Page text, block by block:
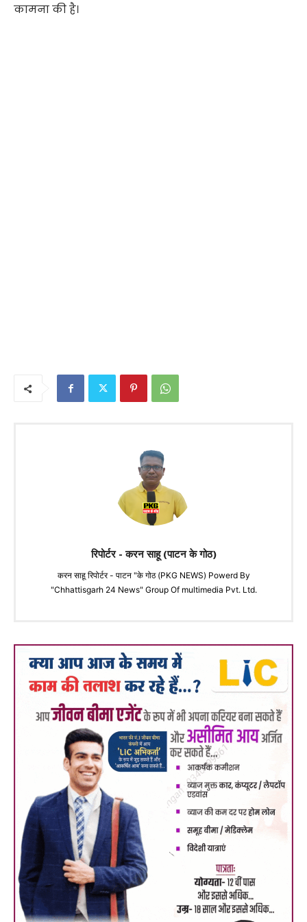
कामना की है।
रिपोर्टर - करन साहू (पाटन के गोठ)
करन साहू रिपोर्टर - पाटन "के गोठ (PKG NEWS) Powerd By
"Chhattisgarh 24 News" Group Of multimedia Pvt. Ltd.